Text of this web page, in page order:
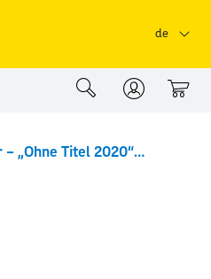
de
0
"Hans Kupelwieser – „Ohne Titel 2020“ Ersttagsbrief